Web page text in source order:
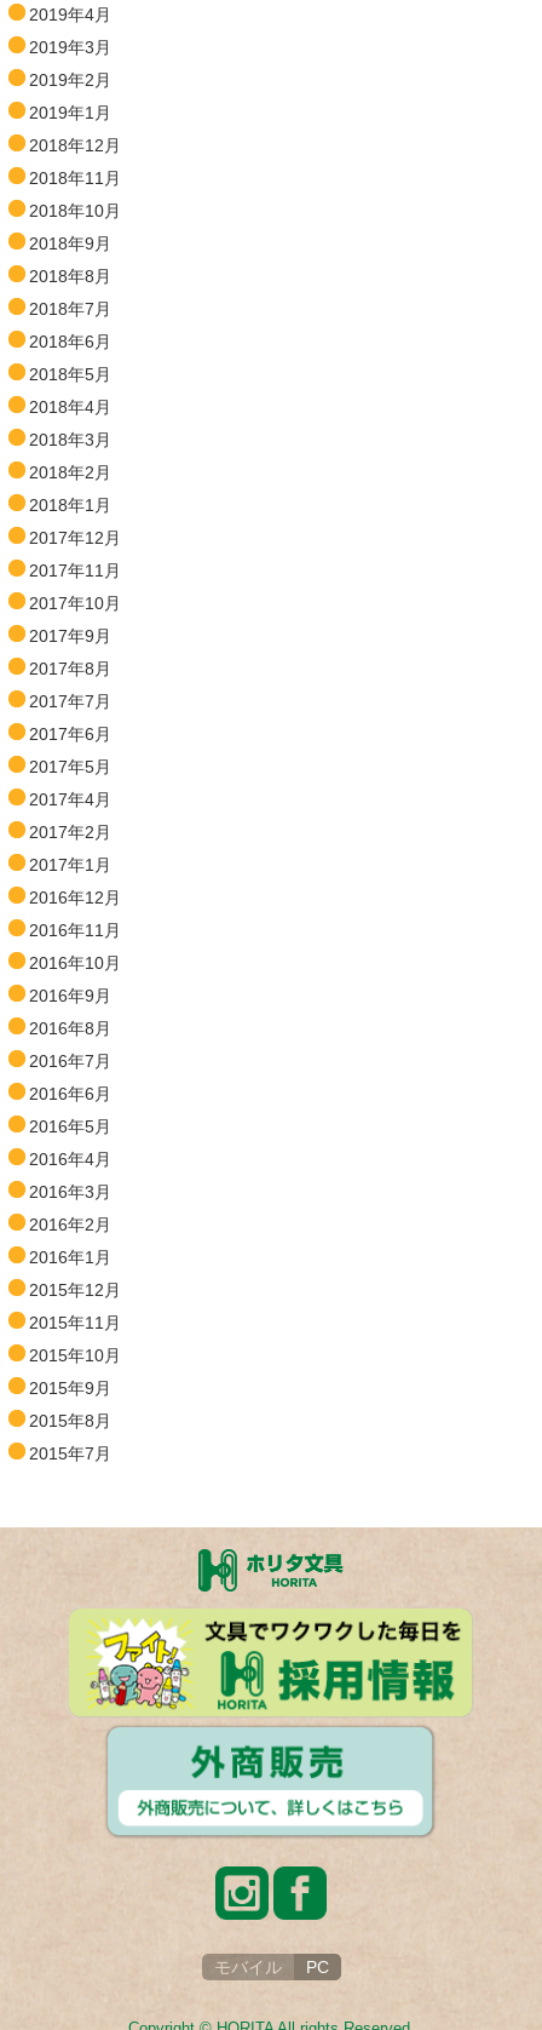
2019年4月
2019年3月
2019年2月
2019年1月
2018年12月
2018年11月
2018年10月
2018年9月
2018年8月
2018年7月
2018年6月
2018年5月
2018年4月
2018年3月
2018年2月
2018年1月
2017年12月
2017年11月
2017年10月
2017年9月
2017年8月
2017年7月
2017年6月
2017年5月
2017年4月
2017年2月
2017年1月
2016年12月
2016年11月
2016年10月
2016年9月
2016年8月
2016年7月
2016年6月
2016年5月
2016年4月
2016年3月
2016年2月
2016年1月
2015年12月
2015年11月
2015年10月
2015年9月
2015年8月
2015年7月
モバイル PC